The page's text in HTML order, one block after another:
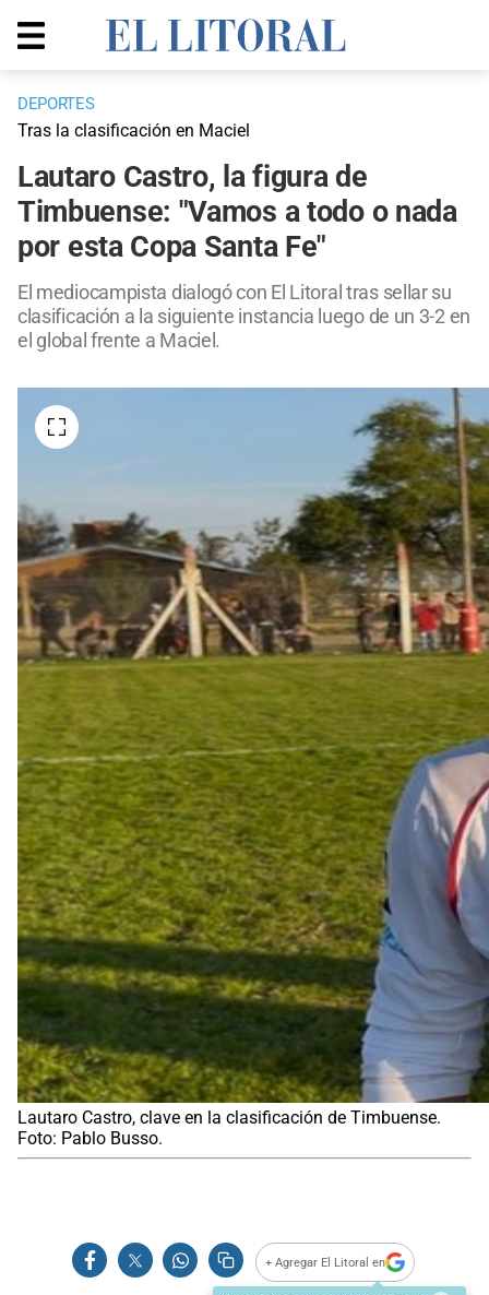
DEPORTES
Tras la clasificación en Maciel
Lautaro Castro, la figura de
Timbuense: "Vamos a todo o nada
por esta Copa Santa Fe"
El mediocampista dialogó con El Litoral tras sellar su
clasificación a la siguiente instancia luego de un 3-2 en
el global frente a Maciel.
Lautaro Castro, clave en la clasificación de Timbuense.
Foto: Pablo Busso.
+ Agregar El Litoral en